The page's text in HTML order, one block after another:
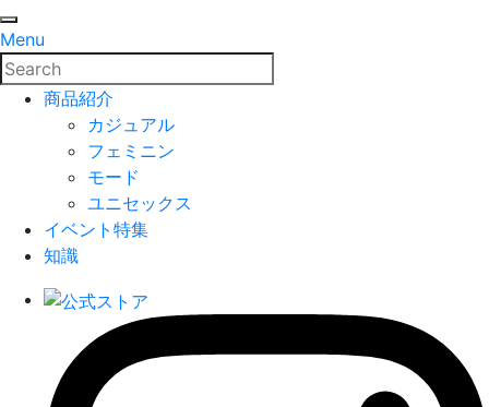
Menu
商品紹介
カジュアル
フェミニン
モード
ユニセックス
イベント特集
知識